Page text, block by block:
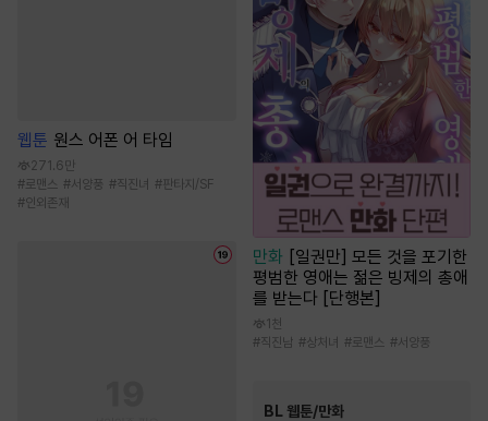
웹툰 원스 어폰 어 타임
271.6만
#로맨스 #서양풍 #직진녀 #판타지/SF
#인외존재
만화 [일권만] 모든 것을 포기한
평범한 영애는 젊은 빙제의 총애
를 받는다 [단행본]
1천
#직진남 #상처녀 #로맨스 #서양풍
BL 웹툰/만화